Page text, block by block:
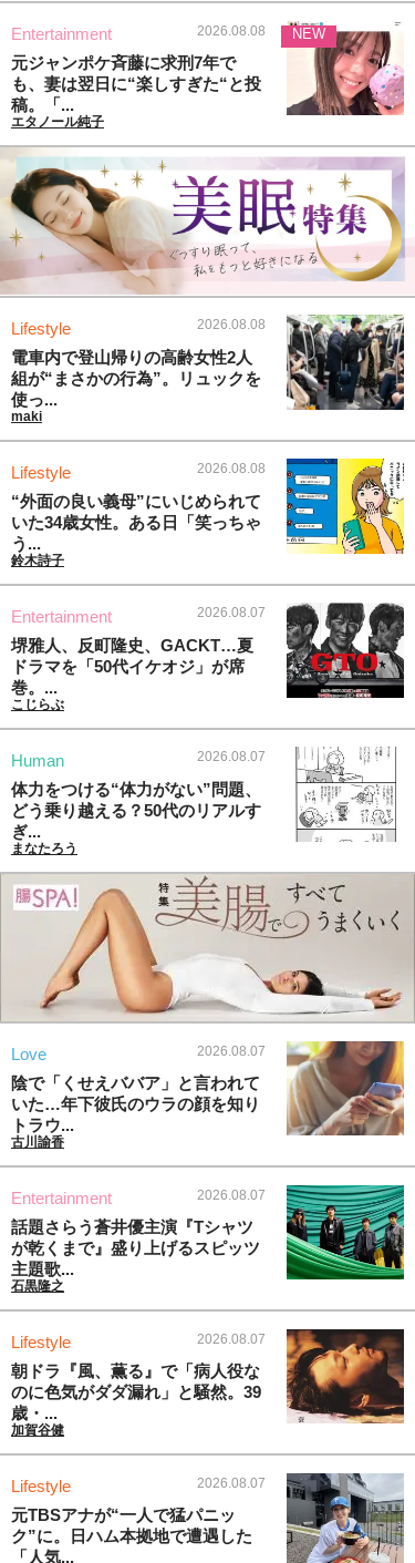
Entertainment 2026.08.08
元ジャンポケ斉藤に求刑7年で
も、妻は翌日に“楽しすぎた“と投
稿。「...
エタノール純子
NEW
Lifestyle 2026.08.08
電車内で登山帰りの高齢女性2人
組が“まさかの行為”。リュックを
使っ...
maki
Lifestyle 2026.08.08
“外面の良い義母”にいじめられて
いた34歳女性。ある日「笑っちゃ
う...
鈴木詩子
Entertainment 2026.08.07
堺雅人、反町隆史、GACKT…夏
ドラマを「50代イケオジ」が席
巻。...
こじらぶ
Human 2026.08.07
体力をつける“体力がない”問題、
どう乗り越える？50代のリアルす
ぎ...
まなたろう
Love 2026.08.07
陰で「くせえババア」と言われて
いた…年下彼氏のウラの顔を知り
トラウ...
古川諭香
Entertainment 2026.08.07
話題さらう蒼井優主演『Tシャツ
が乾くまで』盛り上げるスピッツ
主題歌...
石黒隆之
Lifestyle 2026.08.07
朝ドラ『風、薫る』で「病人役な
のに色気がダダ漏れ」と騒然。39
歳・...
加賀谷健
Lifestyle 2026.08.07
元TBSアナが“一人で猛パニッ
ク”に。日ハム本拠地で遭遇した
「人気...